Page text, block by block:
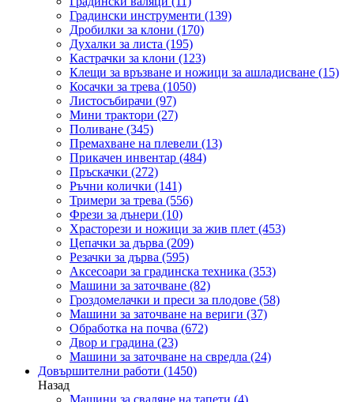
Градински инструменти (139)
Дробилки за клони (170)
Духалки за листа (195)
Кастрачки за клони (123)
Клещи за връзване и ножици за ашладисване (15)
Косачки за трева (1050)
Листосъбирачи (97)
Мини трактори (27)
Поливане (345)
Премахване на плевели (13)
Прикачен инвентар (484)
Пръскачки (272)
Ръчни колички (141)
Тримери за трева (556)
Фрези за дънери (10)
Храсторези и ножици за жив плет (453)
Цепачки за дърва (209)
Резачки за дърва (595)
Аксесоари за градинска техника (353)
Машини за заточване (82)
Гроздомелачки и преси за плодове (58)
Машини за заточване на вериги (37)
Обработка на почва (672)
Двор и градина (23)
Машини за заточване на свредла (24)
Довършителни работи (1450)
Назад
Машини за сваляне на тапети (4)